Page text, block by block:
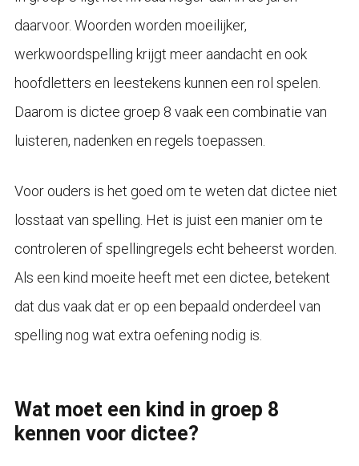
daarvoor. Woorden worden moeilijker,
werkwoordspelling krijgt meer aandacht en ook
hoofdletters en leestekens kunnen een rol spelen.
Daarom is dictee groep 8 vaak een combinatie van
luisteren, nadenken en regels toepassen.
Voor ouders is het goed om te weten dat dictee niet
losstaat van spelling. Het is juist een manier om te
controleren of spellingregels echt beheerst worden.
Als een kind moeite heeft met een dictee, betekent
dat dus vaak dat er op een bepaald onderdeel van
spelling nog wat extra oefening nodig is.
Wat moet een kind in groep 8
kennen voor dictee?